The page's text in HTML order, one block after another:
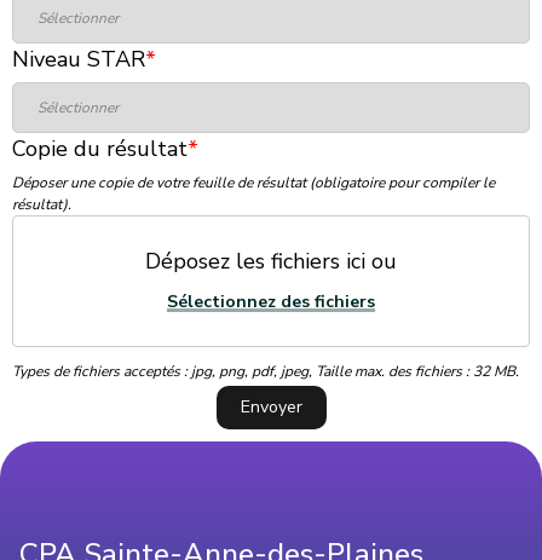
Niveau STAR*
Copie du résultat*
Déposer une copie de votre feuille de résultat (obligatoire pour compiler le
résultat).
Déposez les fichiers ici ou
Sélectionnez des fichiers
Types de fichiers acceptés : jpg, png, pdf, jpeg, Taille max. des fichiers : 32 MB.
Envoyer